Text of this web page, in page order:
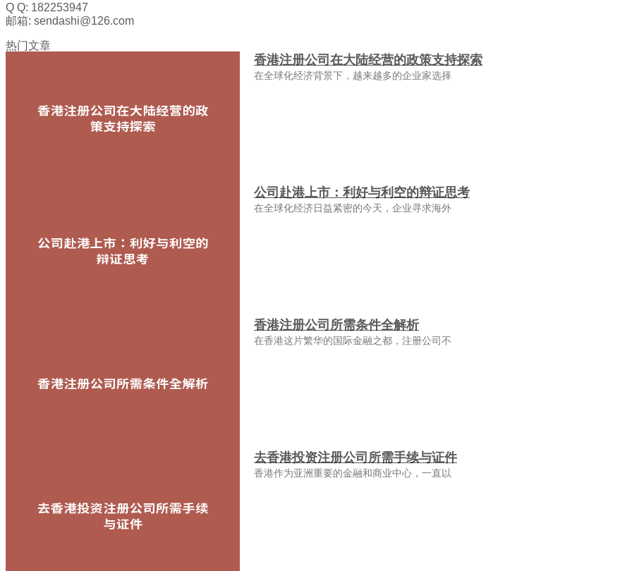
Q Q: 182253947
邮箱: sendashi@126.com
热门文章
香港注册公司在大陆经营的政策支持探索
在全球化经济背景下，越来越多的企业家选择
公司赴港上市：利好与利空的辩证思考
在全球化经济日益紧密的今天，企业寻求海外
香港注册公司所需条件全解析
在香港这片繁华的国际金融之都，注册公司不
去香港投资注册公司所需手续与证件
香港作为亚洲重要的金融和商业中心，一直以